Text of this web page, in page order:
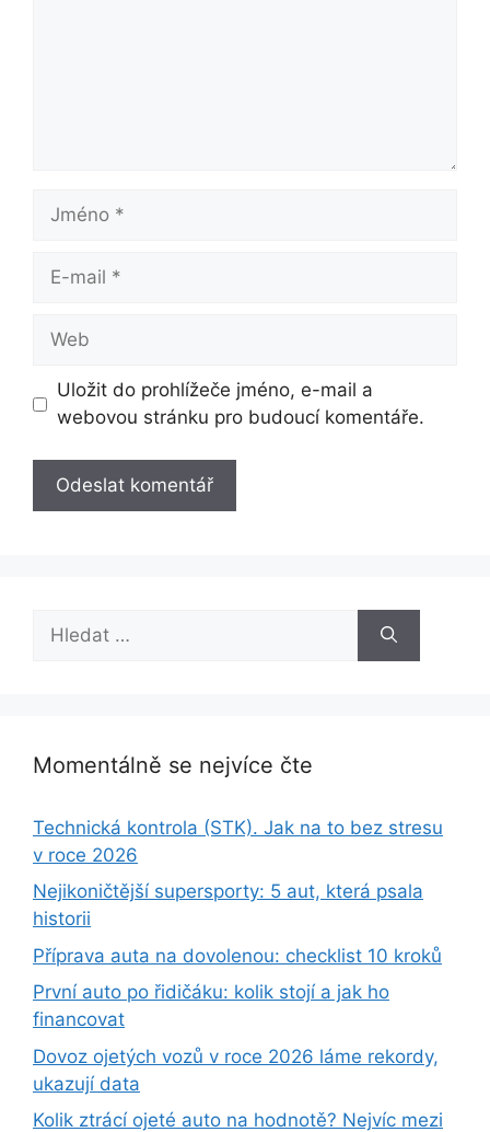
Jméno
Web
Uložit do prohlížeče jméno, e-mail a
webovou stránku pro budoucí komentáře.
Momentálně se nejvíce čte
Technická kontrola (STK). Jak na to bez stresu
v roce 2026
Nejikoničtější supersporty: 5 aut, která psala
historii
Příprava auta na dovolenou: checklist 10 kroků
První auto po řidičáku: kolik stojí a jak ho
financovat
Dovoz ojetých vozů v roce 2026 láme rekordy,
ukazují data
Kolik ztrácí ojeté auto na hodnotě? Nejvíc mezi